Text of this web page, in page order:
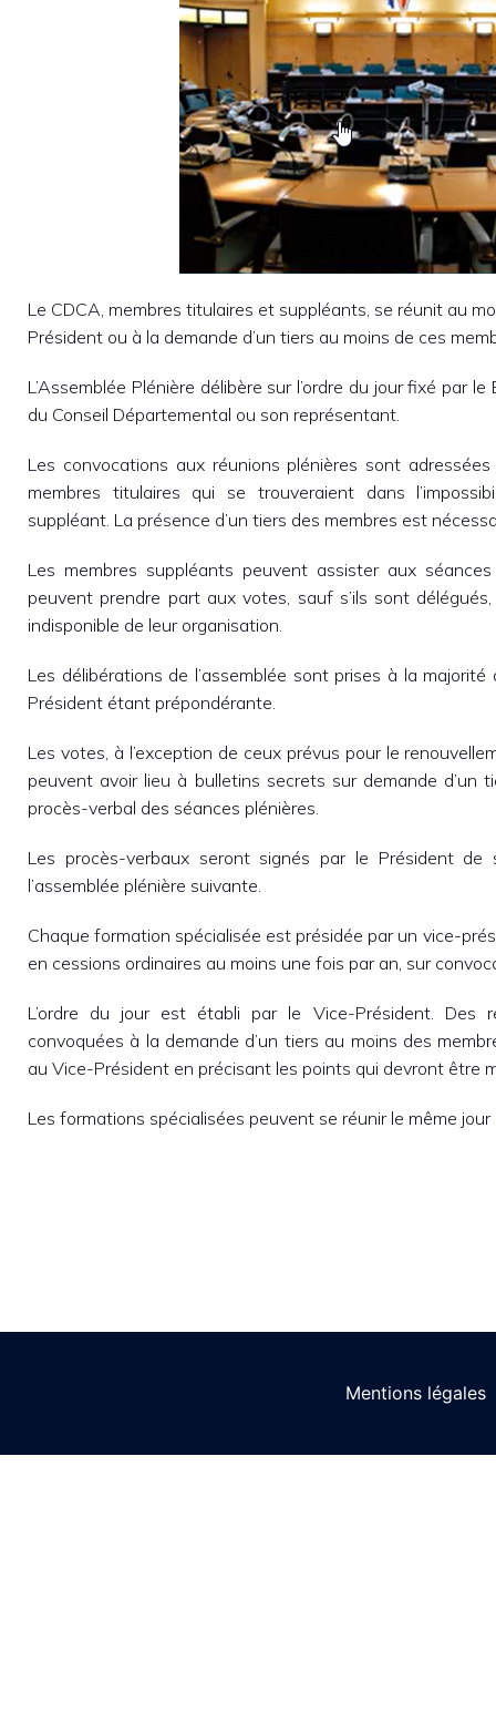
Le CDCA, membres titulaires et suppléants, se réunit au
Président ou à la demande d’un tiers au moins de ces
L’Assemblée Plénière délibère sur l’ordre du jour fixé par
du Conseil Départemental ou son représentant.
Les convocations aux réunions plénières sont
membres titulaires qui se trouveraient dans
suppléant. La présence d’un tiers des membres est
Les membres suppléants peuvent assister aux
peuvent prendre part aux votes, sauf s’ils sont
indisponible de leur organisation.
Les délibérations de l’assemblée sont prises à la
Président étant prépondérante.
Les votes, à l’exception de ceux prévus pour le
peuvent avoir lieu à bulletins secrets sur demande d’un
procès-verbal des séances plénières.
Les procès-verbaux seront signés par le Président de
l’assemblée plénière suivante.
Chaque formation spécialisée est présidée par un vice-
en cessions ordinaires au moins une fois par an, sur
L’ordre du jour est établi par le Vice-Président. Des
convoquées à la demande d’un tiers au moins des
au Vice-Président en précisant les points qui devront être
Les formations spécialisées peuvent se réunir le même
Mentions légales